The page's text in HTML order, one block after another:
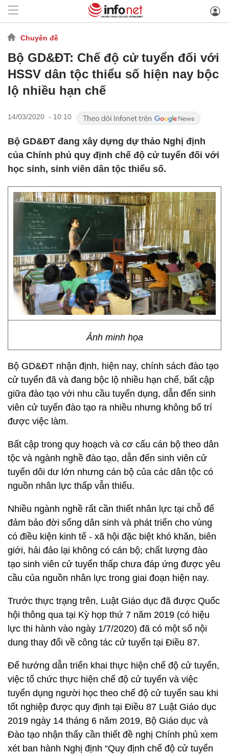
Chuyên đề
Bộ GD&ĐT: Chế độ cử tuyển đối với
HSSV dân tộc thiểu số hiện nay bộc
lộ nhiều hạn chế
14/03/2020 - 10:10
Bộ GD&ĐT đang xây dựng dự thảo Nghị định
của Chính phủ quy định chế độ cử tuyển đối với
học sinh, sinh viên dân tộc thiểu số.
Ảnh minh họa
Bộ GD&ĐT nhận định, hiện nay, chính sách đào tạo
cử tuyển đã và đang bộc lộ nhiều hạn chế, bất cập
giữa đào tạo với nhu cầu tuyển dụng, dẫn đến sinh
viên cử tuyển đào tạo ra nhiều nhưng không bố trí
được việc làm.
Bất cập trong quy hoạch và cơ cấu cán bộ theo dân
tộc và ngành nghề đào tạo, dẫn đến sinh viên cử
tuyển dôi dư lớn nhưng cán bộ của các dân tộc có
nguồn nhân lực thấp vẫn thiếu.
Nhiều ngành nghề rất cần thiết nhân lực tại chỗ để
đảm bảo đời sống dân sinh và phát triển cho vùng
có điều kiện kinh tế - xã hội đặc biệt khó khăn, biên
giới, hải đảo lại không có cán bộ; chất lượng đào
tạo sinh viên cử tuyển thấp chưa đáp ứng được yêu
cầu của nguồn nhân lực trong giai đoạn hiện nay.
Trước thực trạng trên, Luật Giáo dục đã được Quốc
hội thông qua tại Kỳ họp thứ 7 năm 2019 (có hiệu
lực thi hành vào ngày 1/7/2020) đã có một số nội
dung thay đổi về công tác cử tuyển tại Điều 87.
Để hướng dẫn triển khai thực hiện chế độ cử tuyển,
việc tổ chức thực hiện chế độ cử tuyển và việc
tuyển dụng người học theo chế độ cử tuyển sau khi
tốt nghiệp được quy định tại Điều 87 Luật Giáo dục
2019 ngày 14 tháng 6 năm 2019, Bộ Giáo dục và
Đào tạo nhận thấy cần thiết đề nghị Chính phủ xem
xét ban hành Nghị định “Quy định chế độ cử tuyển